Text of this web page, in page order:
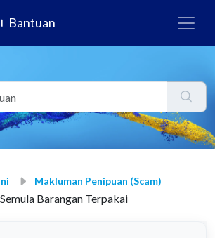
Bantuan
Makluman Penipuan (Scam)
Barangan Terpakai